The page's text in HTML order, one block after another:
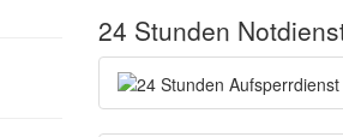
24 Stunden